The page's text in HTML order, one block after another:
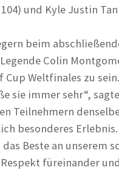
und Kyle Justin
beim
Colin
Cup Weltfinales zu
sie immer sehr“,
Teilnehmern
besonderes Erlebnis.
Beste an unserem
füreinander